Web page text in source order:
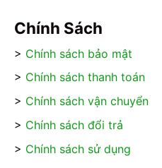
có
nhiều
biến
Các
tùy
có
được
Chính Sách
> Chính sách bảo mật
> Chính sách thanh toán
> Chính sách vận chuyển
> Chính sách đổi trả
> Chính sách sử dụng